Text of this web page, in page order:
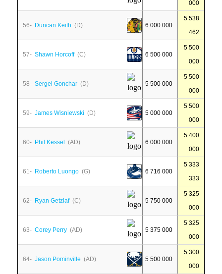
000
56- Duncan Keith (D) 6 000 000
5 538
462
57- Shawn Horcoff(C) 6 500 000
5 500
000
58- Sergei Gonchar (D) 5 500 000
5 500
000
59- James Wisniewski (D) 5 000 000
5 500
000
60- Phil Kessel (AD) 6 000 000
5 400
000
61- Roberto Luongo (G) 6 716 000
5 333
333
62- Ryan Getzlaf(C) 5 750 000
5 325
000
63- Corey Perry (AD) 5 375 000
5 325
000
64- Jason Pominville (AD) 5 500 000
5 300
000